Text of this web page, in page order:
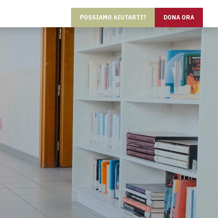
POSSIAMO AIUTARTI? DONA ORA